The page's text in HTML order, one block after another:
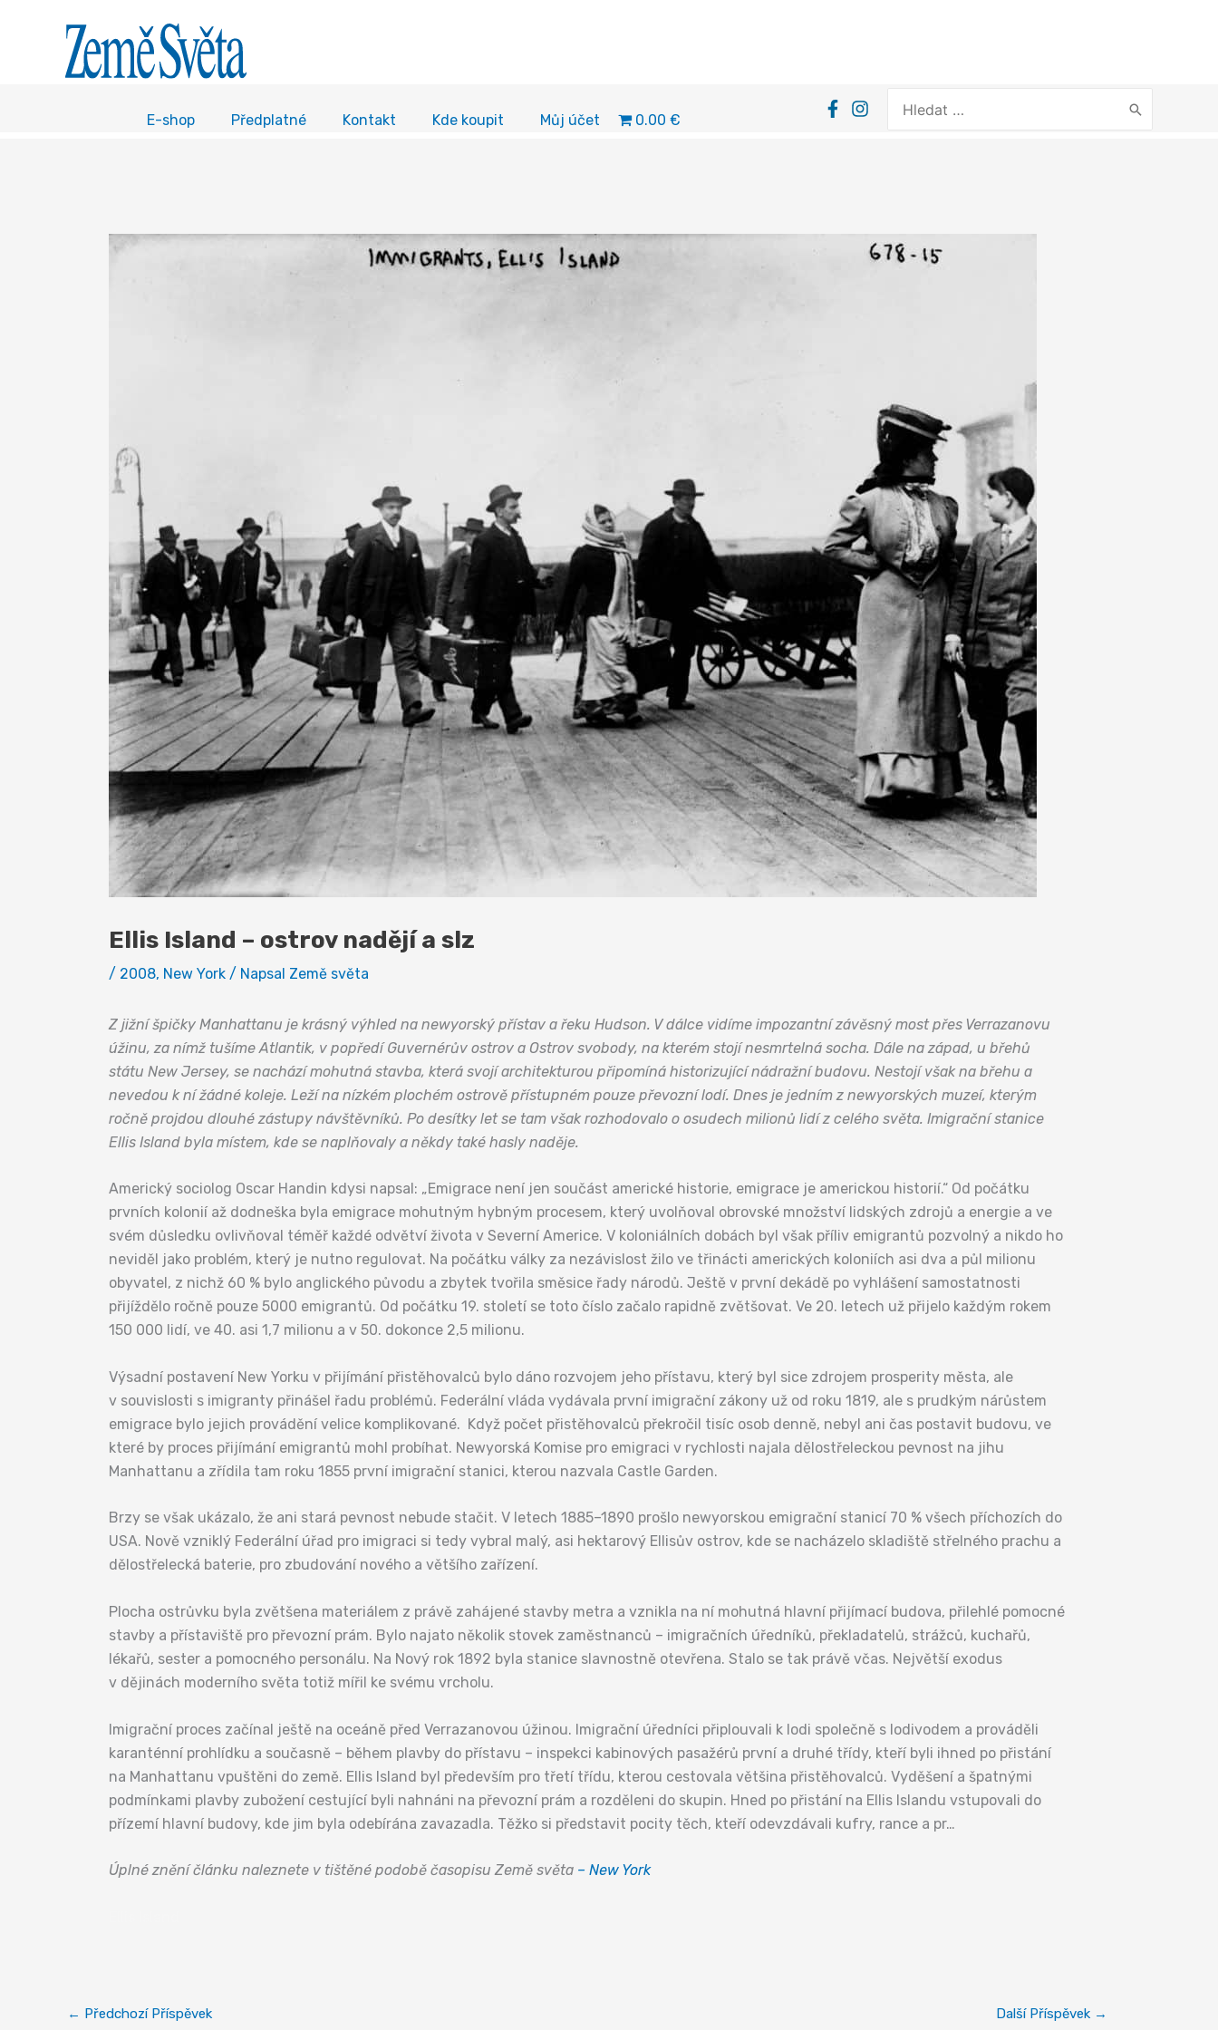
E-shop Předplatné Kontakt Kde koupit Můj účet 0.00 €
for:
Ellis Island – ostrov nadějí a slz
/ 2008, New York / Napsal Země světa
Z jižní špičky Manhattanu je krásný výhled na newyorský přístav a řeku Hudson. V dálce vidíme impozantní závěsný most přes Verrazanovu
úžinu, za nímž tušíme Atlantik, v popředí Guvernérův ostrov a Ostrov svobody, na kterém stojí nesmrtelná socha. Dále na západ, u břehů
státu New Jersey, se nachází mohutná stavba, která svojí architekturou připomíná historizující nádražní budovu. Nestojí však na břehu a
nevedou k ní žádné koleje. Leží na nízkém plochém ostrově přístupném pouze převozní lodí. Dnes je jedním z newyorských muzeí, kterým
ročně projdou dlouhé zástupy návštěvníků. Po desítky let se tam však rozhodovalo o osudech milionů lidí z celého světa. Imigrační stanice
Ellis Island byla místem, kde se naplňovaly a někdy také hasly naděje.
Americký sociolog Oscar Handin kdysi napsal: „Emigrace není jen součást americké historie, emigrace je americkou historií.“ Od počátku
prvních kolonií až dodneška byla emigrace mohutným hybným procesem, který uvolňoval obrovské množství lidských zdrojů a energie a ve
svém důsledku ovlivňoval téměř každé odvětví života v Severní Americe. V koloniálních dobách byl však příliv emigrantů pozvolný a nikdo ho
neviděl jako problém, který je nutno regulovat. Na počátku války za nezávislost žilo ve třinácti amerických koloniích asi dva a půl milionu
obyvatel, z nichž 60 % bylo anglického původu a zbytek tvořila směsice řady národů. Ještě v první dekádě po vyhlášení samostatnosti
přijíždělo ročně pouze 5000 emigrantů. Od počátku 19. století se toto číslo začalo rapidně zvětšovat. Ve 20. letech už přijelo každým rokem
150 000 lidí, ve 40. asi 1,7 milionu a v 50. dokonce 2,5 milionu.
Výsadní postavení New Yorku v přijímání přistěhovalců bylo dáno rozvojem jeho přístavu, který byl sice zdrojem prosperity města, ale
v souvislosti s imigranty přinášel řadu problémů. Federální vláda vydávala první imigrační zákony už od roku 1819, ale s prudkým nárůstem
emigrace bylo jejich provádění velice komplikované. Když počet přistěhovalců překročil tisíc osob denně, nebyl ani čas postavit budovu, ve
které by proces přijímání emigrantů mohl probíhat. Newyorská Komise pro emigraci v rychlosti najala dělostřeleckou pevnost na jihu
Manhattanu a zřídila tam roku 1855 první imigrační stanici, kterou nazvala Castle Garden.
Brzy se však ukázalo, že ani stará pevnost nebude stačit. V letech 1885–1890 prošlo newyorskou emigrační stanicí 70 % všech příchozích do
USA. Nově vzniklý Federální úřad pro imigraci si tedy vybral malý, asi hektarový Ellisův ostrov, kde se nacházelo skladiště střelného prachu a
dělostřelecká baterie, pro zbudování nového a většího zařízení.
Plocha ostrůvku byla zvětšena materiálem z právě zahájené stavby metra a vznikla na ní mohutná hlavní přijímací budova, přilehlé pomocné
stavby a přístaviště pro převozní prám. Bylo najato několik stovek zaměstnanců – imigračních úředníků, překladatelů, strážců, kuchařů,
lékařů, sester a pomocného personálu. Na Nový rok 1892 byla stanice slavnostně otevřena. Stalo se tak právě včas. Největší exodus
v dějinách moderního světa totiž mířil ke svému vrcholu.
Imigrační proces začínal ještě na oceáně před Verrazanovou úžinou. Imigrační úředníci připlouvali k lodi společně s lodivodem a prováděli
karanténní prohlídku a současně – během plavby do přístavu – inspekci kabinových pasažérů první a druhé třídy, kteří byli ihned po přistání
na Manhattanu vpuštěni do země. Ellis Island byl především pro třetí třídu, kterou cestovala většina přistěhovalců. Vyděšení a špatnými
podmínkami plavby zubožení cestující byli nahnáni na převozní prám a rozděleni do skupin. Hned po přistání na Ellis Islandu vstupovali do
přízemí hlavní budovy, kde jim byla odebírána zavazadla. Těžko si představit pocity těch, kteří odevzdávali kufry, rance a pr…
Úplné znění článku naleznete v tištěné podobě časopisu Země světa – New York
← Předchozí Příspěvek Další Příspěvek →